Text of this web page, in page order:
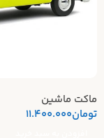
ماکت ماشین
تومان11.400.000